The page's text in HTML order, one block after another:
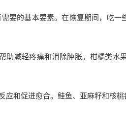
要的基本要素。在恢复期间，吃一
助减轻疼痛和消除肿胀。柑橘类水
应和促进愈合。鲑鱼、亚麻籽和核